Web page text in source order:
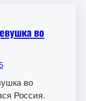
во
во
Россия.